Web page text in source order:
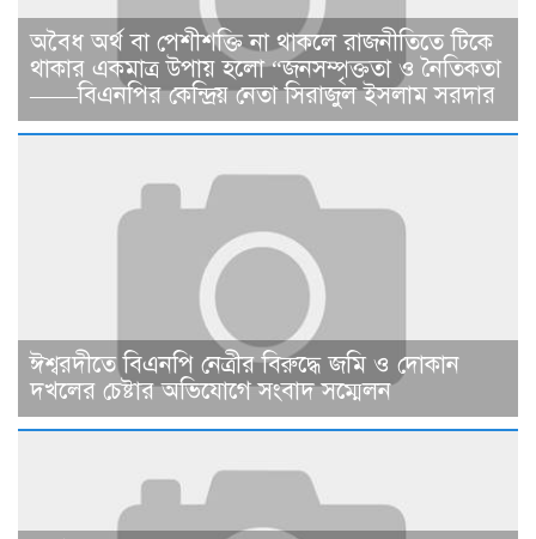
​​অবৈধ অর্থ বা পেশীশক্তি না থাকলে রাজনীতিতে টিকে
থাকার একমাত্র উপায় হলো “জনসম্পৃক্ততা ও নৈতিকতা
——বিএনপির কেন্দ্রিয় নেতা সিরাজুল ইসলাম সরদার
ঈশ্বরদীতে বিএনপি নেত্রীর বিরুদ্ধে জমি ও দোকান
দখলের চেষ্টার অভিযোগে সংবাদ সম্মেলন